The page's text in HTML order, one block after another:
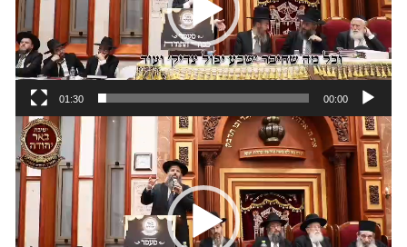
00:00
01:30
נגן
וידאו